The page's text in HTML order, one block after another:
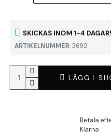
SKICKAS INOM 1-4 DAGAR!
ARTIKELNUMMER: 2692
LÄGG I